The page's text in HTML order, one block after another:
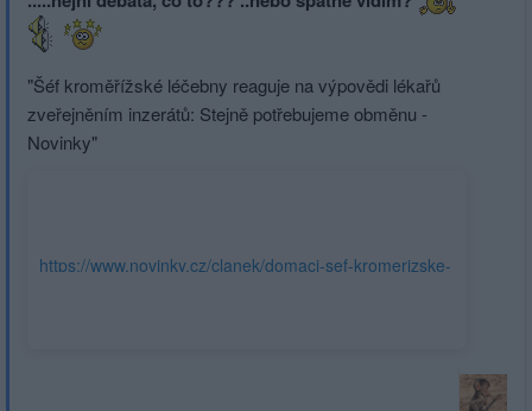
"Šéf kroměřížské léčebny reaguje na výpovědi lékařů
zveřejněním inzerátů: Stejně potřebujeme obměnu -
Novinky"
https://www.novinky.cz/clanek/domaci-sef-kromerizske-